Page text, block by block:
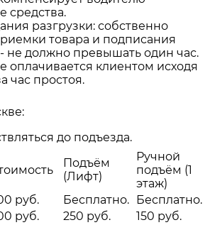
средства.
разгрузки: собственно
товара и подписания
не должно превышать один час.
клиентом исходя
час простоя.
до подъезда.
Подъём
(Лифт)
Ручной
подъём (1
этаж)
руб. Бесплатно.
Бесплатно.
руб. 250 руб.
150 руб.